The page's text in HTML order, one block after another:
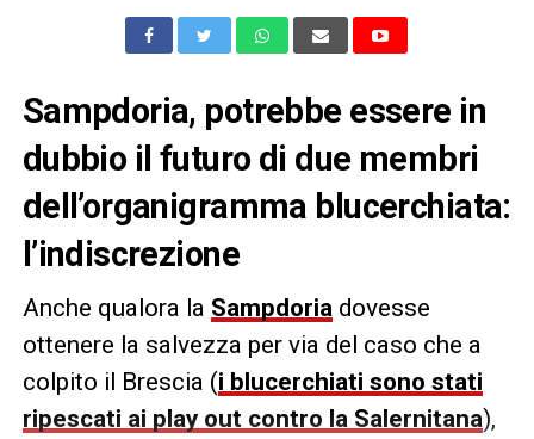
Sampdoria, potrebbe essere in
dubbio il futuro di due membri
dell’organigramma blucerchiata:
l’indiscrezione
Anche qualora la Sampdoriadovesse
ottenere la salvezza per via del caso che a
colpito il Brescia (i blucerchiati sono stati
ripescati ai play out contro la Salernitana),